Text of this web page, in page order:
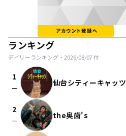
ランキング
デイリーランキング・ 2026/08/07付
1
check_indeterminate_small 仙台シティーキャッツ
2
check_indeterminate_small the奥歯's